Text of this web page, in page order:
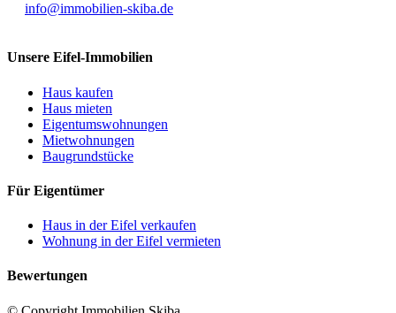
info@immobilien-skiba.de
Unsere Eifel-Immobilien
Haus kaufen
Haus mieten
Eigentumswohnungen
Mietwohnungen
Baugrundstücke
Für Eigentümer
Haus in der Eifel verkaufen
Wohnung in der Eifel vermieten
Bewertungen